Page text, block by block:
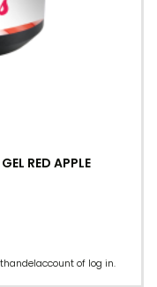
RED APPLE
of log in.